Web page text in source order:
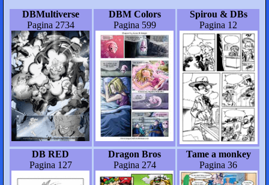
DBMultiverse
Pagina 2734
DBM Colors
Pagina 599
Spirou & DBs
Pagina 12
DB RED
Pagina 127
Dragon Bros
Pagina 274
Tame a monkey
Pagina 36